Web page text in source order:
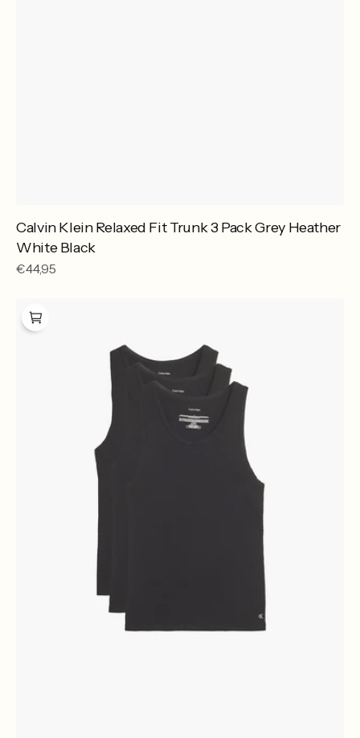
Calvin Klein Relaxed Fit Trunk 3 Pack Grey Heather
White Black
Reguliere
€44,95
Klein
Tanktop